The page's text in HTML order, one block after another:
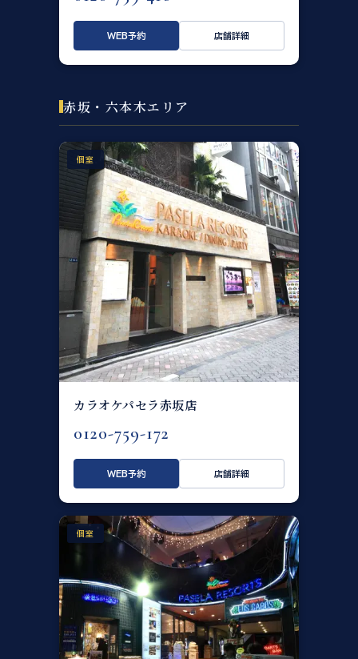
WEB予約 店舗詳細
赤坂・六本木エリア
個室
カラオケパセラ赤坂店
0120-759-172
WEB予約 店舗詳細
個室